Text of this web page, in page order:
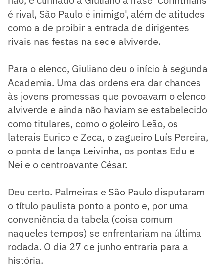
é rival, São Paulo é inimigo', além de atitudes
como a de proibir a entrada de dirigentes
rivais nas festas na sede alviverde.
Para o elenco, Giuliano deu o início à segunda
Academia. Uma das ordens era dar chances
às jovens promessas que povoavam o elenco
alviverde e ainda não haviam se estabelecido
como titulares, como o goleiro Leão, os
laterais Eurico e Zeca, o zagueiro Luís Pereira,
o ponta de lança Leivinha, os pontas Edu e
Nei e o centroavante César.
Deu certo. Palmeiras e São Paulo disputaram
o título paulista ponto a ponto e, por uma
conveniência da tabela (coisa comum
naqueles tempos) se enfrentariam na última
rodada. O dia 27 de junho entraria para a
história.